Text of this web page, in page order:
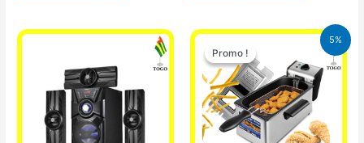
5%
Promo !
Promo !
Le
initial
était :
39.000 CFA.
Le
prix
actuel
est :
37.000 CFA.